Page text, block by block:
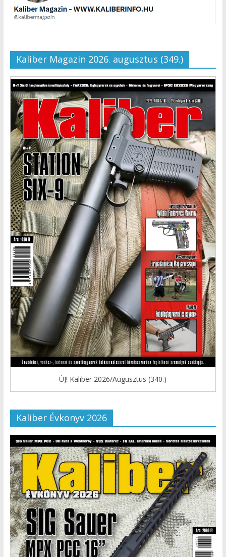
Kaliber Magazin 2026. augusztus (349.)
ÚJ! Kaliber 2026/Augusztus (340.)
Kaliber Évkönyv 2026